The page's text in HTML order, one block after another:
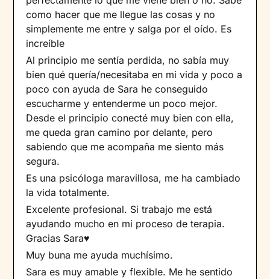
como hacer que me llegue las cosas y no
simplemente me entre y salga por el oído. Es
increíble
Al principio me sentía perdida, no sabía muy
bien qué quería/necesitaba en mi vida y poco a
poco con ayuda de Sara he conseguido
escucharme y entenderme un poco mejor.
Desde el principio conecté muy bien con ella,
me queda gran camino por delante, pero
sabiendo que me acompaña me siento más
segura.
Es una psicóloga maravillosa, me ha cambiado
la vida totalmente.
Excelente profesional. Si trabajo me está
ayudando mucho en mi proceso de terapia.
Gracias Sara♥️
Muy buna me ayuda muchísimo.
Sara es muy amable y flexible. Me he sentido